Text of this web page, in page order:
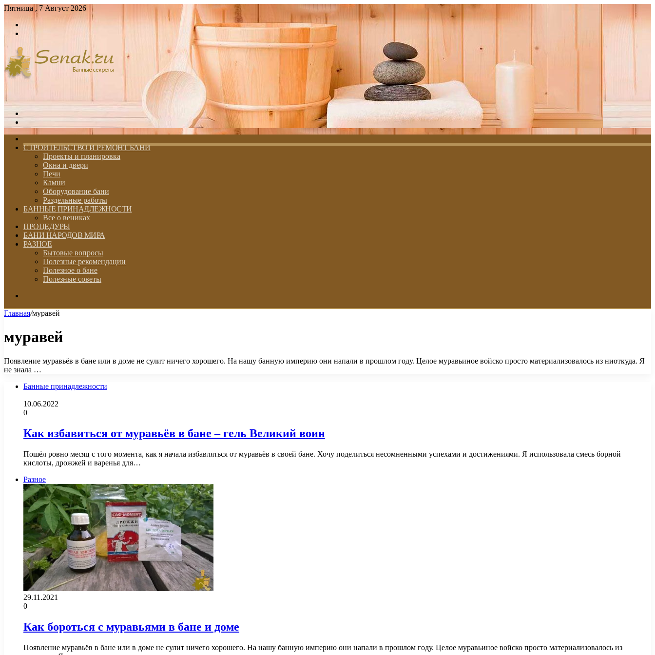
Пятница , 7 Август 2026
Войти
skin
СТРОИТЕЛЬСТВО И РЕМОНТ БАНИ
Проекты и планировка
Окна и двери
Печи
Камни
Оборудование бани
Раздельные работы
БАННЫЕ ПРИНАДЛЕЖНОСТИ
Все о вениках
ПРОЦЕДУРЫ
БАНИ НАРОДОВ МИРА
РАЗНОЕ
Бытовые вопросы
Полезные рекомендации
Полезное о бане
Полезные советы
Главная/муравей
муравей
Появление муравьёв в бане или в доме не сулит ничего хорошего. На нашу банную империю они напали в прошлом году. Целое муравьиное войско просто материализовалось из ниоткуда. Я
не знала …
Банные принадлежности
10.06.2022
0
Как избавиться от муравьёв в бане – гель Великий воин
Пошёл ровно месяц с того момента, как я начала избавляться от муравьёв в своей бане. Хочу поделиться несомненными успехами и достижениями. Я использовала смесь борной
кислоты, дрожжей и варенья для…
Разное
29.11.2021
0
Как бороться с муравьями в бане и доме
Появление муравьёв в бане или в доме не сулит ничего хорошего. На нашу банную империю они напали в прошлом году. Целое муравьиное войско просто материализовалось из